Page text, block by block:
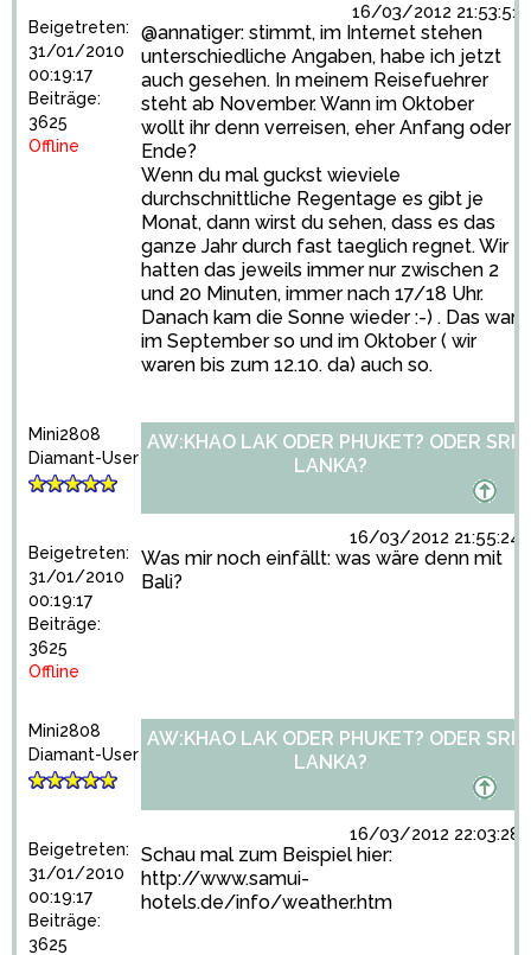
Beigetreten:
31/01/2010
00:19:17
Beiträge:
3625
Offline
16/03/2012 21:53:51
@annatiger: stimmt, im Internet stehen
unterschiedliche Angaben, habe ich jetzt
auch gesehen. In meinem Reisefuehrer
steht ab November. Wann im Oktober
wollt ihr denn verreisen, eher Anfang oder
Ende?
Wenn du mal guckst wieviele
durchschnittliche Regentage es gibt je
Monat, dann wirst du sehen, dass es das
ganze Jahr durch fast taeglich regnet. Wir
hatten das jeweils immer nur zwischen 2
und 20 Minuten, immer nach 17/18 Uhr.
Danach kam die Sonne wieder :-) . Das war
im September so und im Oktober ( wir
waren bis zum 12.10. da) auch so.
Mini2808
Diamant-User
Beigetreten:
31/01/2010
00:19:17
Beiträge:
3625
Offline
AW:KHAO LAK ODER PHUKET? ODER SRI
LANKA?
16/03/2012 21:55:24
Was mir noch einfällt: was wäre denn mit
Bali?
Mini2808
Diamant-User
Beigetreten:
31/01/2010
00:19:17
Beiträge:
3625
AW:KHAO LAK ODER PHUKET? ODER SRI
LANKA?
16/03/2012 22:03:28
Schau mal zum Beispiel hier:
http://www.samui-
hotels.de/info/weather.htm